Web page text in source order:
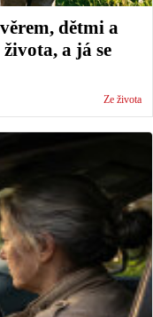
dětmi a
a já se
Ze života